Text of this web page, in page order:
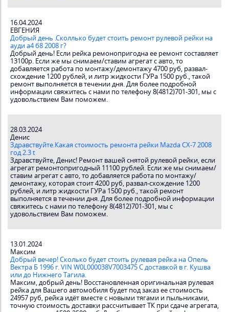
16.04.2024
ЕВГЕНИЯ
Добрый день .Сколлько будет стоить ремонт рулевой рейки на
ауди а4 б8 2008 г?
Добрый день! Если рейка ремонопригодна ее ремонт составляет
13100р. Если же мы снимаем/ставим агрегат с авто, то
добавляется работа по монтажу/демонтажу 4700 руб, развал-
схождение 1200 рублей, и литр жидкости ГУРа 1500 руб., такой
ремонт выполняется в течении дня. Для более подробной
информации свяжитесь с нами по телефону 8(4812)701-301, мы с
удовольствием Вам поможем.
28.03.2024
Денис
Здравствуйте.Какая стоимость ремонта рейки Mazda CX-7 2008
год 2.3 t
Здравствуйте, Денис! Ремонт вашей снятой рулевой рейки, если
агрегат ремонтопригодный 11100 рублей. Если же мы снимаем/
ставим агрегат с авто, то добавляется работа по монтажу/
демонтажу, которая стоит 4200 руб, развал-схождение 1200
рублей, и литр жидкости ГУРа 1500 руб., такой ремонт
выполняется в течении дня. Для более подробной информации
свяжитесь с нами по телефону 8(4812)701-301, мы с
удовольствием Вам поможем.
13.01.2024
Максим
Добрый вечер! Сколько будет стоить рулевая рейка на Опель
Вектра Б 1996 г. VIN W0L000038V7003475 С доставкой в г. Кушва
или до Нижнего Тагила.
Максим, добрый день! Восстановленная оригинальная рулевая
рейка для Вашего автомобиля будет под заказ ее стоимость
24957 руб, рейка идёт вместе с новыми тягами и пыльниками,
точную стоимость доставки рассчитывает ТК при сдаче агрегата,